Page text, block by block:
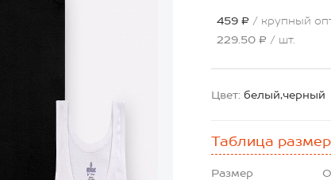
459 ₽ / крупный
229.50 ₽ / шт.
Цвет: белый,черный
Таблица
Размер